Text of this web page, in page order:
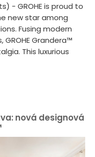
- GROHE is proud to
new star among
Fusing modern
Grandera™
This luxurious
nová designová